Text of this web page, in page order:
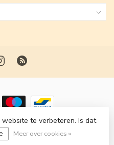
- Powered byLightspeed-
Dyvelopment
te verbeteren. Is dat
Meer over cookies »